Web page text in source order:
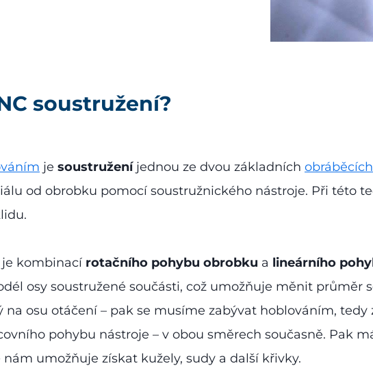
soustružení?
je soustruženíjednou ze dvou základních obráběcích
od obrobku pomocí soustružnického nástroje. Při této
je kombinací rotačního pohybu obrobku a lineárního
osy soustružené součásti, což umožňuje měnit průměr
na osu otáčení – pak se musíme zabývat hoblováním,
pohybu nástroje – v obou směrech současně. Pak
umožňuje získat kužely, sudy a další křivky.